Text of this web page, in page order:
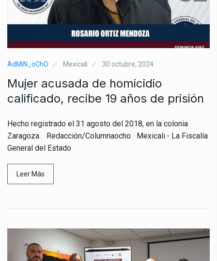
AdMiN_oChO Mexicali 30 octubre, 2024
Mujer acusada de homicidio
calificado, recibe 19 años de prisión
Hecho registrado el 31 agosto del 2018, en la colonia
Zaragoza. Redacción/Columnaocho Mexicali.- La Fiscalía
General del Estado
Leer Más